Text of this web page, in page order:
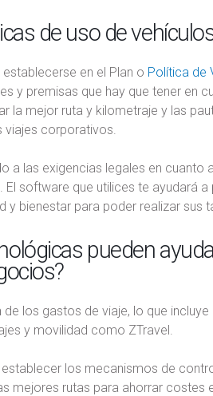
de uso de
en el Plan o Política de
y premisas que hay que tener en
la mejor ruta y kilometraje y las
corporativos.
a las exigencias legales en
. El software que utilices te ayudará
y bienestar para poder realizar sus
pueden
los gastos de viaje, lo que
y movilidad como ZTravel.
los mecanismos de
mejores rutas para ahorrar